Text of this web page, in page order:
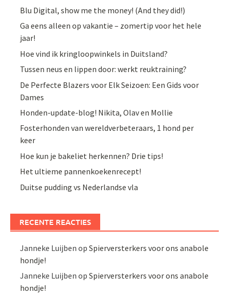
Blu Digital, show me the money! (And they did!)
Ga eens alleen op vakantie – zomertip voor het hele
jaar!
Hoe vind ik kringloopwinkels in Duitsland?
Tussen neus en lippen door: werkt reuktraining?
De Perfecte Blazers voor Elk Seizoen: Een Gids voor
Dames
Honden-update-blog! Nikita, Olav en Mollie
Fosterhonden van wereldverbeteraars, 1 hond per
keer
Hoe kun je bakeliet herkennen? Drie tips!
Het ultieme pannenkoekenrecept!
Duitse pudding vs Nederlandse vla
RECENTE REACTIES
Janneke Luijben opSpierversterkers voor ons anabole
hondje!
Janneke Luijben opSpierversterkers voor ons anabole
hondje!